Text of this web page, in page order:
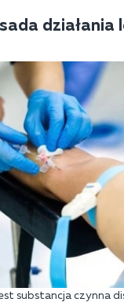
działania
substancja czynna